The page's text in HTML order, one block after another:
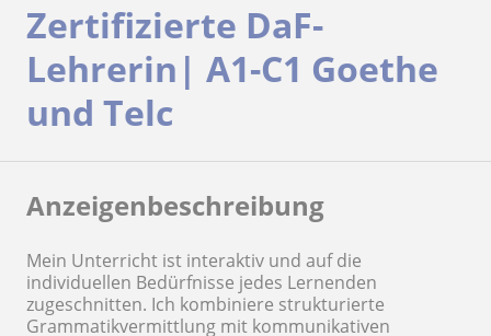
Zertifizierte DaF-
Lehrerin| A1-C1 Goethe
und Telc
Anzeigenbeschreibung
Mein Unterricht ist interaktiv und auf die
individuellen Bedürfnisse jedes Lernenden
zugeschnitten. Ich kombiniere strukturierte
Grammatikvermittlung mit kommunikativen